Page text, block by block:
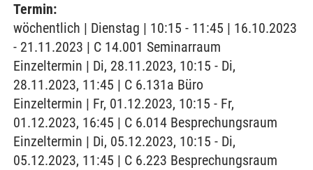
Termin:
wöchentlich | Dienstag | 10:15 - 11:45 | 16.10.2023
- 21.11.2023 | C 14.001 Seminarraum
Einzeltermin | Di, 28.11.2023, 10:15 - Di,
28.11.2023, 11:45 | C 6.131a Büro
Einzeltermin | Fr, 01.12.2023, 10:15 - Fr,
01.12.2023, 16:45 | C 6.014 Besprechungsraum
Einzeltermin | Di, 05.12.2023, 10:15 - Di,
05.12.2023, 11:45 | C 6.223 Besprechungsraum